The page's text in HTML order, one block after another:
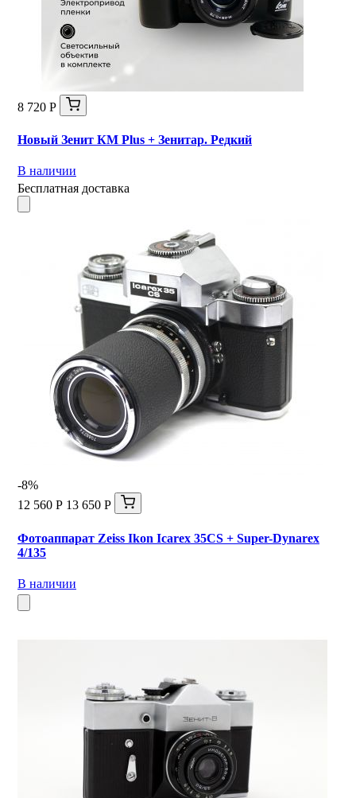
8 720 Р
Новый Зенит КМ Plus + Зенитар. Редкий
В наличии
Бесплатная доставка
-8%
12 560 Р 13 650 Р
Фотоаппарат Zeiss Ikon Icarex 35CS + Super-Dynarex
4/135
В наличии